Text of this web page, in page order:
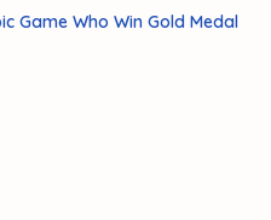
Game Who Win Gold Medal